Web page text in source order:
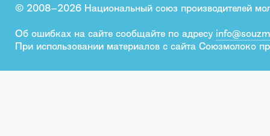
© 2008–2026 Национальный союз производителей
Об ошибках на сайте сообщайте по адресу
При использовании материалов с сайта Союзмолоко